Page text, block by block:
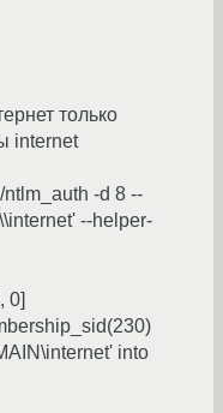
только
internet
-d 8 --
--helper-
0]
into